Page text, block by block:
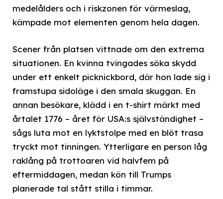
medelålders och i riskzonen för värmeslag,
kämpade mot elementen genom hela dagen.
Scener från platsen vittnade om den extrema
situationen. En kvinna tvingades söka skydd
under ett enkelt picknickbord, där hon lade sig i
framstupa sidoläge i den smala skuggan. En
annan besökare, klädd i en t-shirt märkt med
årtalet 1776 – året för USA:s självständighet –
sågs luta mot en lyktstolpe med en blöt trasa
tryckt mot tinningen. Ytterligare en person låg
raklång på trottoaren vid halvfem på
eftermiddagen, medan kön till Trumps
planerade tal stått stilla i timmar.